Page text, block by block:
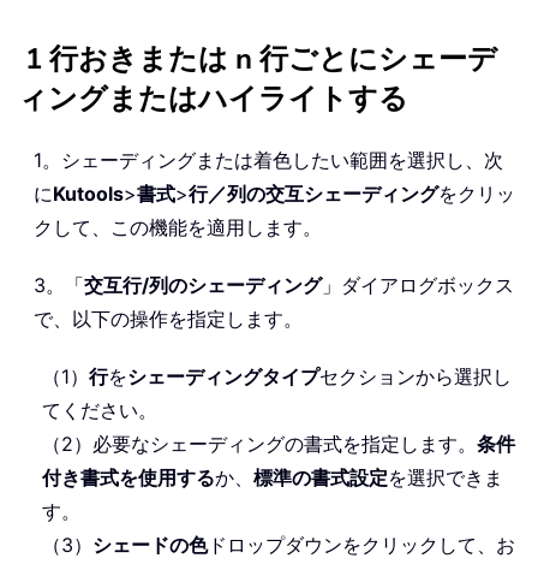
1 行おきまたは n 行ごとにシェーデ
ィングまたはハイライトする
1。シェーディングまたは着色したい範囲を選択し、次
にKutools>書式>行／列の交互シェーディングをクリッ
クして、この機能を適用します。
3。「交互行/列のシェーディング」ダイアログボックス
で、以下の操作を指定します。
（1） 行をシェーディングタイプセクションから選択し
てください。
（2）必要なシェーディングの書式を指定します。 条件
付き書式を使用するか、 標準の書式設定を選択できま
す。
（3） シェードの色ドロップダウンをクリックして、お